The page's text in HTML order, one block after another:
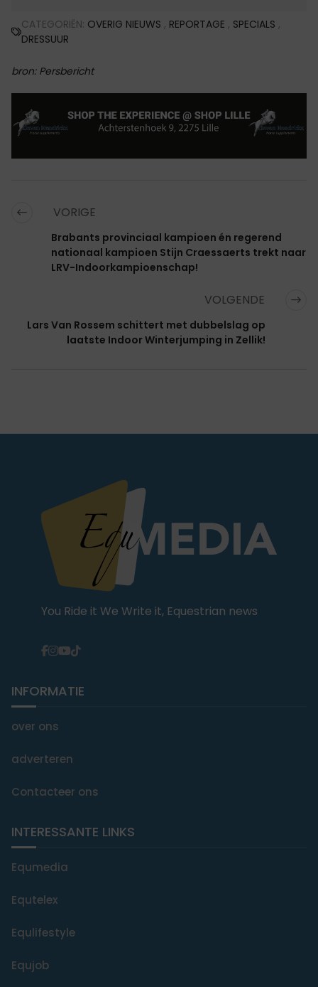
CATEGORIËN: OVERIG NIEUWS , REPORTAGE , SPECIALS ,
DRESSUUR
bron: Persbericht
VORIGE
Brabants provinciaal kampioen én regerend
nationaal kampioen Stijn Craessaerts trekt naar
LRV-Indoorkampioenschap!
VOLGENDE
Lars Van Rossem schittert met dubbelslag op
laatste Indoor Winterjumping in Zellik!
You Ride it We Write it, Equestrian news
INFORMATIE
over ons
adverteren
Contacteer ons
INTERESSANTE LINKS
Equmedia
Equtelex
Equlifestyle
Equjob